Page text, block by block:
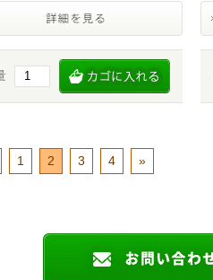
1 2 3 4 »